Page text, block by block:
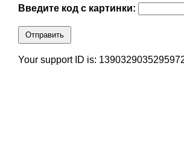
Введите код с картинки:
Отправить
Your support ID is: